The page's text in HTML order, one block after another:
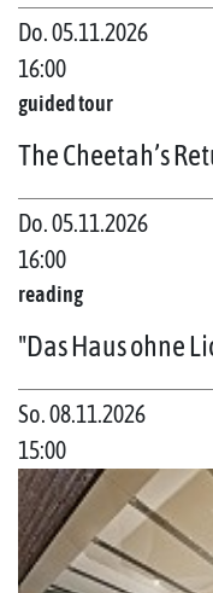
Do. 05.11.2026
16:00
guided tour
The Cheetah’s
Do. 05.11.2026
16:00
reading
"Das Haus ohne
So. 08.11.2026
15:00